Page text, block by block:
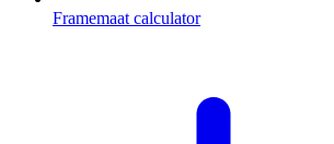
Framemaat calculator